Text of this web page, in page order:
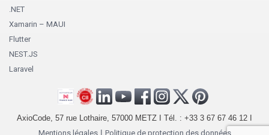
.NET
Xamarin – MAUI
Flutter
NEST.JS
Laravel
AxioCode, 57 rue Lothaire, 57000 METZ I Tél. : +33 3 67 67 46 12 I
Mentions légalesI Politique de protection des données